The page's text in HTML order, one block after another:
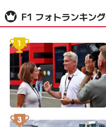
F1 フォトランキング